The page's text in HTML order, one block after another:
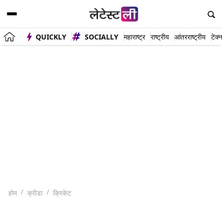
QUICKLY SOCIALLY महाराष्ट्र राष्ट्रीय आंतरराष्ट्रीय
होम क्रीडा क्रिकेट